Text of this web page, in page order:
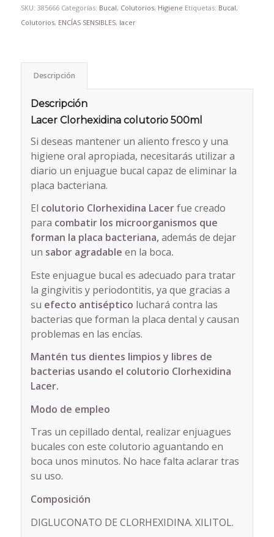
SKU: 385666 Categorías: Bucal, Colutorios, Higiene Etiquetas: Bucal,
Colutorios, ENCÍAS SENSIBLES, lacer
Descripción
Descripción
Lacer Clorhexidina colutorio 500ml
Si deseas mantener un aliento fresco y una
higiene oral apropiada, necesitarás utilizar a
diario un enjuague bucal capaz de eliminar la
placa bacteriana.
El colutorio Clorhexidina Lacerfue creado
para combatir los microorganismos que
forman la placa bacteriana,además de dejar
un sabor agradable en la boca.
Este enjuague bucal es adecuado para tratar
la gingivitis y periodontitis, ya que gracias a
su efecto antiséptico luchará contra las
bacterias que forman la placa dental y causan
problemas en las encías.
Mantén tus dientes limpios y libres de
bacterias usando el colutorio Clorhexidina
Lacer.
Modo de empleo
Tras un cepillado dental, realizar enjuagues
bucales con este colutorio aguantando en
boca unos minutos. No hace falta aclarar tras
su uso.
Composición
DIGLUCONATO DE CLORHEXIDINA. XILITOL.